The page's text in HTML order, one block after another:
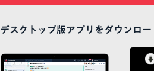
デスクトップ版アプリをダウンロー